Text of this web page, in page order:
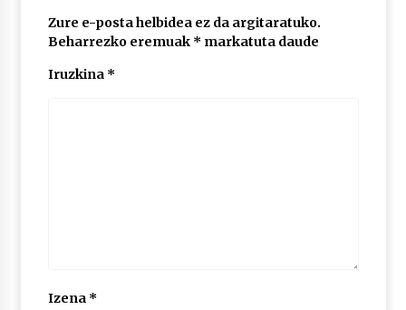
Zure e-posta helbidea ez da argitaratuko.
Beharrezko eremuak * markatuta daude
Iruzkina *
Izena *